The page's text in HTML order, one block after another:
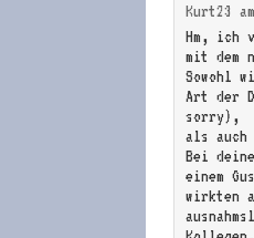
Kurt23
Hm, ich
mit dem
Sowohl
Art der
sorry),
als
Bei
einem
wirkten